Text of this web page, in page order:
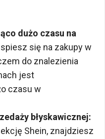
dużo czasu na
się na zakupy w
do znalezienia
jest
czasu w
błyskawicznej:
Shein, znajdziesz